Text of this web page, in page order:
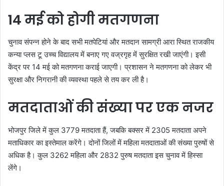
14 मई को होगी मतगणना
चुनाव संपन्न होने के बाद सभी मतपेटियां और मतदान सामग्री आरा स्थित राजकीय
कन्या प्लस टू उच्च विद्यालय में बनाए गए वज्रगृह में सुरक्षित रखी जाएंगी। इसी
केंद्र पर 14 मई को मतगणना कराई जाएगी। प्रशासन ने मतगणना को लेकर भी
सुरक्षा और निगरानी की व्यवस्था पहले से तय कर ली है।
मतदाताओं की संख्या पर एक नजर
भोजपुर जिले में कुल 3779 मतदाता हैं, जबकि बक्सर में 2305 मतदाता अपने
मताधिकार का इस्तेमाल करेंगे। दोनों जिलों में महिला मतदाताओं की संख्या पुरुषों से
अधिक है। कुल 3262 महिला और 2832 पुरुष मतदाता इस चुनाव में हिस्सा
लेंगे।